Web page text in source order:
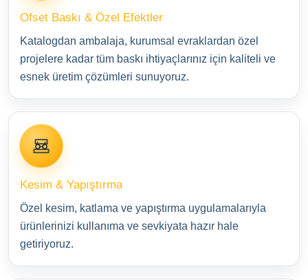
Ofset Baskı & Özel Efektler
Katalogdan ambalaja, kurumsal evraklardan özel
projelere kadar tüm baskı ihtiyaçlarınız için kaliteli ve
esnek üretim çözümleri sunuyoruz.
Kesim & Yapıştırma
Özel kesim, katlama ve yapıştırma uygulamalarıyla
ürünlerinizi kullanıma ve sevkiyata hazır hale
getiriyoruz.